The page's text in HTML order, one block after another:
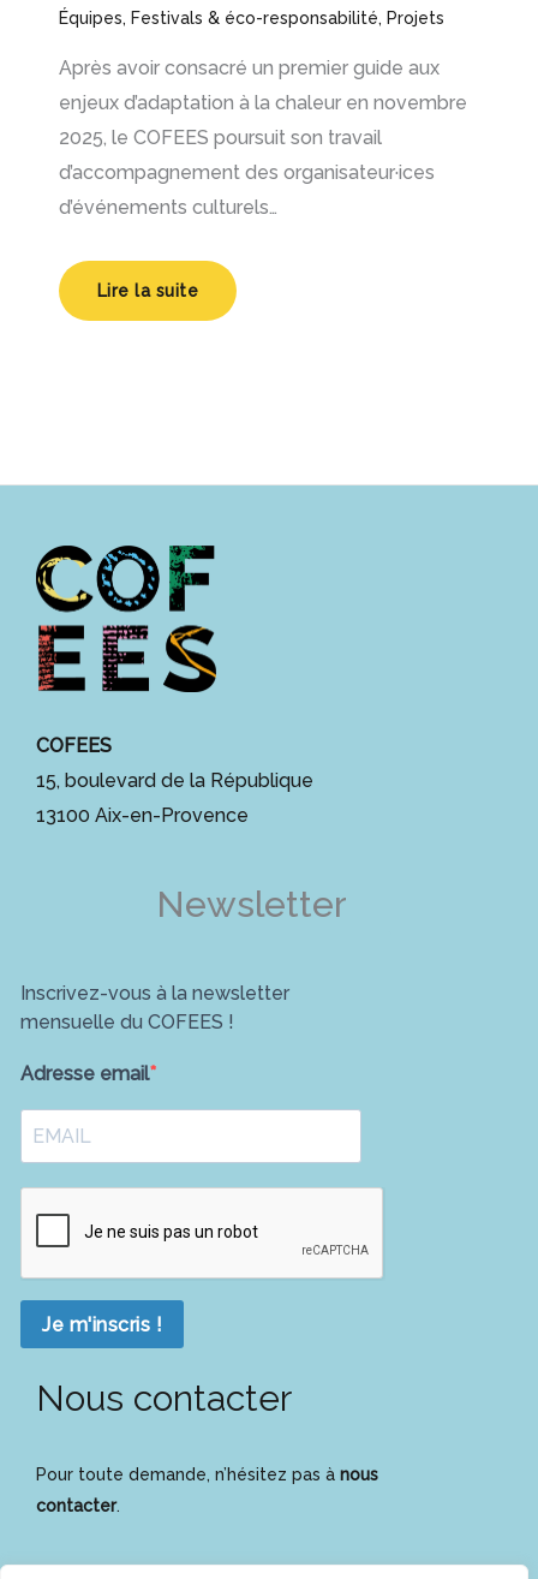
Équipes, Festivals & éco-responsabilité, Projets
Après avoir consacré un premier guide aux
enjeux d’adaptation à la chaleur en novembre
2025, le COFEES poursuit son travail
d’accompagnement des organisateur·ices
d’événements culturels…
Lire la suite
COFEES
15, boulevard de la République
13100 Aix-en-Provence
Newsletter
Inscrivez-vous à la newsletter
mensuelle du COFEES !
Adresse email
Je m'inscris !
Nous contacter
Pour toute demande, n’hésitez pas à nous
contacter.